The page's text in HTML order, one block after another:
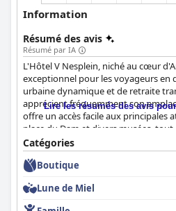
Information
Résumé des avis
Résumé par IA
L'Hôtel V Nesplein, niché au cœur
exceptionnel pour les voyageurs en
urbaine dynamique et de retraite
apprécient fréquemment son
offre un accès facile aux principales
place du Dam et divers musées,
latérale sereine qui offre une
centrale permet aux visiteurs
boutiques, les restaurants et les
Le petit-déjeuner à l'Hôtel V Nesplein
clients profitant d'un menu à la carte
Lire les résumés des avis
Catégories
Boutique
Lune de Miel